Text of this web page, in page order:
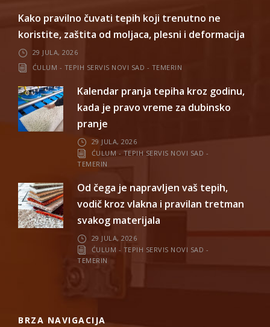
Kako pravilno čuvati tepih koji trenutno ne
koristite, zaštita od moljaca, plesni i deformacija
29 JULA, 2026
ĆULUM - TEPIH SERVIS NOVI SAD - TEMERIN
Kalendar pranja tepiha kroz godinu,
kada je pravo vreme za dubinsko
pranje
29 JULA, 2026
ĆULUM - TEPIH SERVIS NOVI SAD -
TEMERIN
Od čega je napravljen vaš tepih,
vodič kroz vlakna i pravilan tretman
svakog materijala
29 JULA, 2026
ĆULUM - TEPIH SERVIS NOVI SAD -
TEMERIN
BRZA NAVIGACIJA